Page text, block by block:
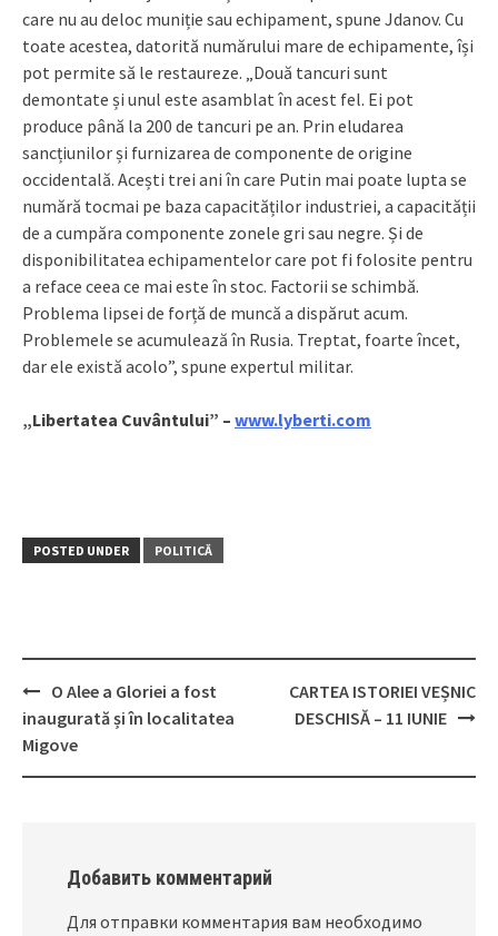
care nu au deloc muniție sau echipament, spune Jdanov. Cu
toate acestea, datorită numărului mare de echipamente, își
pot permite să le restaureze. „Două tancuri sunt
demontate și unul este asamblat în acest fel. Ei pot
produce până la 200 de tancuri pe an. Prin eludarea
sancțiunilor și furnizarea de componente de origine
occidentală. Acești trei ani în care Putin mai poate lupta se
numără tocmai pe baza capacităților industriei, a capacității
de a cumpăra componente zonele gri sau negre. Și de
disponibilitatea echipamentelor care pot fi folosite pentru
a reface ceea ce mai este în stoc. Factorii se schimbă.
Problema lipsei de forță de muncă a dispărut acum.
Problemele se acumulează în Rusia. Treptat, foarte încet,
dar ele există acolo”, spune expertul militar.
„Libertatea Cuvântului” – www.lyberti.com
POSTED UNDER POLITICĂ
Post
navigation
O Alee a Gloriei a fost
inaugurată și în localitatea
Migove
CARTEA ISTORIEI VEȘNIC
DESCHISĂ – 11 IUNIE
Добавить комментарий
Для отправки комментария вам необходимо